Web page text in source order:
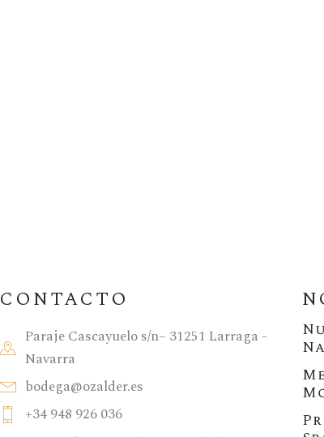
CONTACTO
Paraje Cascayuelo s/n– 31251 Larraga -
Navarra
bodega@ozalder.es
+34 948 926 036